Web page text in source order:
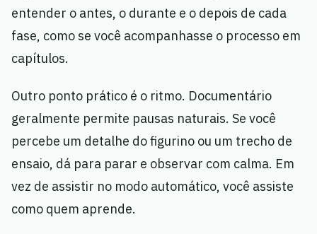
entender o antes, o durante e o depois de cada
fase, como se você acompanhasse o processo em
capítulos.
Outro ponto prático é o ritmo. Documentário
geralmente permite pausas naturais. Se você
percebe um detalhe do figurino ou um trecho de
ensaio, dá para parar e observar com calma. Em
vez de assistir no modo automático, você assiste
como quem aprende.